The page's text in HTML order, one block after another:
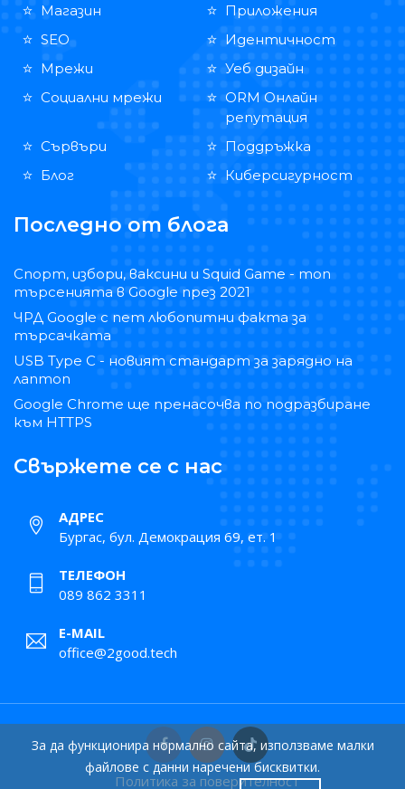
Магазин
Приложения
SEO
Идентичност
Мрежи
Уеб дизайн
Социални мрежи
ORM Онлайн
репутация
Сървъри
Поддръжка
Блог
Киберсигурност
Последно от блога
Спорт, избори, ваксини и Squid Game - топ
търсенията в Google през 2021
ЧРД Google с пет любопитни факта за
търсачката
USB Type C - новият стандарт за зарядно на
лаптоп
Google Chrome ще пренасочва по подразбиране
към HTTPS
Свържете се с нас
АДРЕС
Бургас, бул. Демокрация 69, ет. 1
ТЕЛЕФОН
089 862 3311
E-MAIL
office@2good.tech
Политика за поверителност
За да функционира нормално сайта, използваме малки
файлове с данни наречени бисквитки.